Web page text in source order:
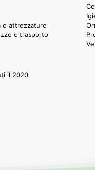
e attrezzature
e trasporto
il 2020